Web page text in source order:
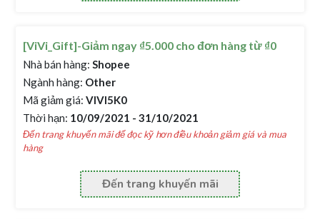
[ViVi_Gift]-Giảm ngay ₫5.000 cho đơn hàng từ ₫0
Nhà bán hàng: Shopee
Ngành hàng: Other
Mã giảm giá: VIVI5K0
Thời hạn: 10/09/2021 - 31/10/2021
Đến trang khuyến mãi để đọc kỹ hơn điều khoản giảm giá và mua
hàng
Đến trang khuyến mãi